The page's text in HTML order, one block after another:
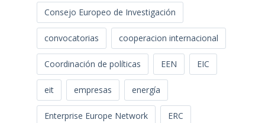
Consejo Europeo de Investigación
convocatorias cooperacion internacional
Coordinación de políticas EEN EIC
eit empresas energía
Enterprise Europe Network ERC